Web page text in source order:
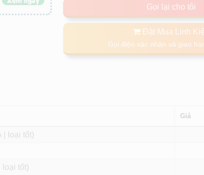
Gọi lại cho tôi
Đặt Mua Linh
Gọi điện xác nhận và giao
Giá
| loại tốt)
loại tốt)